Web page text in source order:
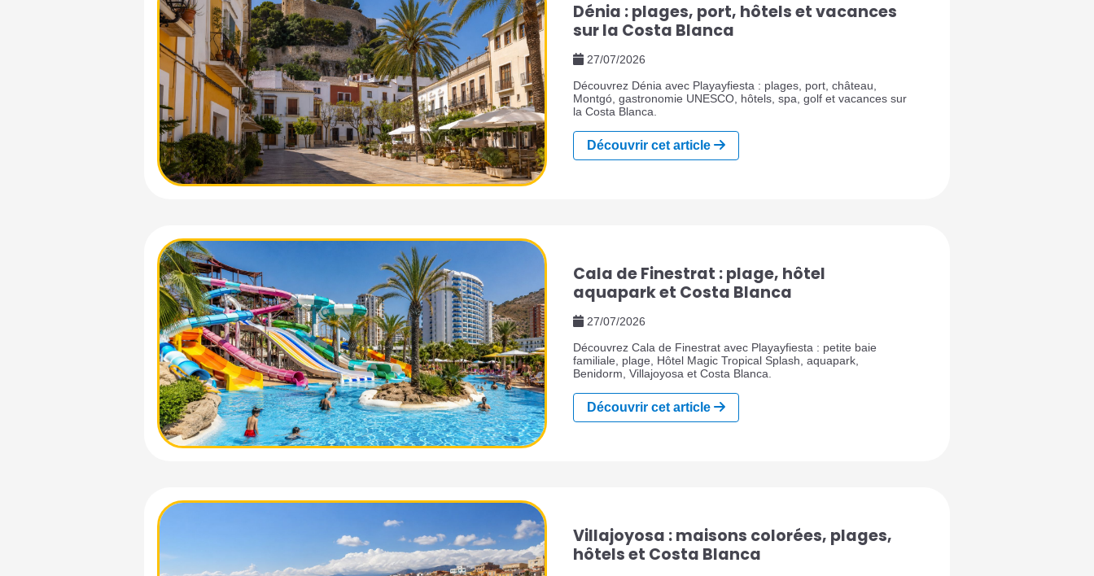
Dénia : plages, port, hôtels et vacances
sur la Costa Blanca
27/07/2026
Découvrez Dénia avec Playayfiesta : plages, port, château,
Montgó, gastronomie UNESCO, hôtels, spa, golf et vacances sur
la Costa Blanca.
Découvrir cet article
Cala de Finestrat : plage, hôtel
aquapark et Costa Blanca
27/07/2026
Découvrez Cala de Finestrat avec Playayfiesta : petite baie
familiale, plage, Hôtel Magic Tropical Splash, aquapark,
Benidorm, Villajoyosa et Costa Blanca.
Découvrir cet article
Villajoyosa : maisons colorées, plages,
hôtels et Costa Blanca